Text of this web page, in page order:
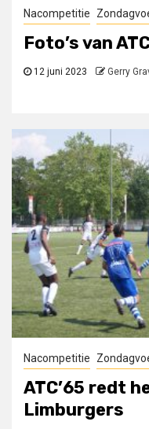
Nacompetitie
Foto’s van
12 juni 2023 Gerry
Nacompetitie
ATC’65 redt
Limburgers